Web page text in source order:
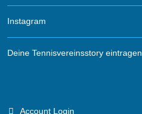
Instagram
Deine Tennisvereinsstory eintragen
Account Login